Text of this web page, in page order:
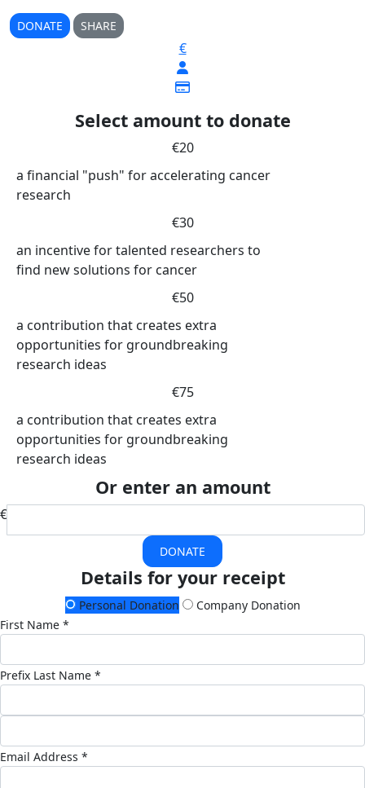
DONATE SHARE
€
Select amount to donate
€20
a financial "push" for accelerating cancer
research
€30
an incentive for talented researchers to
find new solutions for cancer
€50
a contribution that creates extra
opportunities for groundbreaking
research ideas
€75
a contribution that creates extra
opportunities for groundbreaking
research ideas
Or enter an amount
€
DONATE
Details for your receipt
Personal Donation
Company Donation
First Name *
Prefix Last Name *
Email Address *